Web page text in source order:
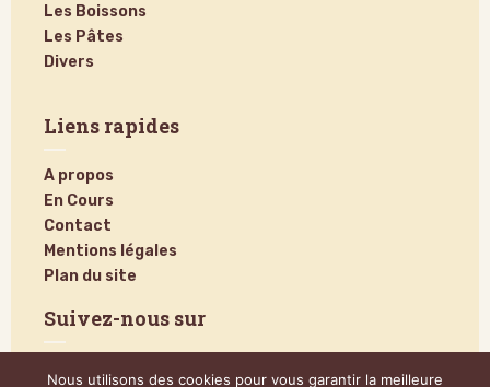
Les Boissons
Les Pâtes
Divers
Liens rapides
A propos
En Cours
Contact
Mentions légales
Plan du site
Suivez-nous sur
Nous utilisons des cookies pour vous garantir la meilleure